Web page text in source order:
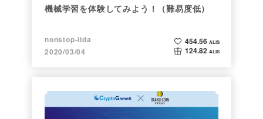
機械学習を体験してみよう！（難易度低）
nonstop-iida
2020/03/04
454.56 ALIS
124.82 ALIS